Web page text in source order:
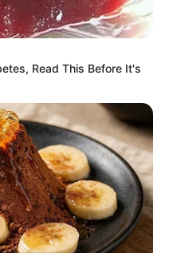
Read This Before It's